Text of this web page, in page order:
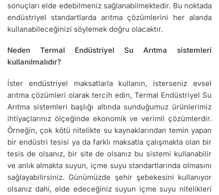
sonuçları elde edebilmeniz sağlanabilmektedir. Bu noktada
endüstriyel standartlarda arıtma çözümlerini her alanda
kullanabileceğinizi söylemek doğru olacaktır.
Neden Termal Endüstriyel Su Arıtma sistemleri
kullanılmalıdır?
İster endüstriyel maksatlarla kullanın, isterseniz evsel
arıtma çözümleri olarak tercih edin, Termal Endüstriyel Su
Arıtma sistemleri başlığı altında sunduğumuz ürünlerimiz
ihtiyaçlarınız ölçeğinde ekonomik ve verimli çözümlerdir.
Örneğin, çok kötü nitelikte su kaynaklarından temin yapan
bir endüstri tesisi ya da farklı maksatla çalışmakta olan bir
tesis de olsanız, bir site de olsanız bu sistemi kullanabilir
ve anlık almakta suyun, içme suyu standartlarında olmasını
sağlayabilirsiniz. Günümüzde şehir şebekesini kullanıyor
olsanız dahi, elde edeceğiniz suyun içme suyu nitelikleri